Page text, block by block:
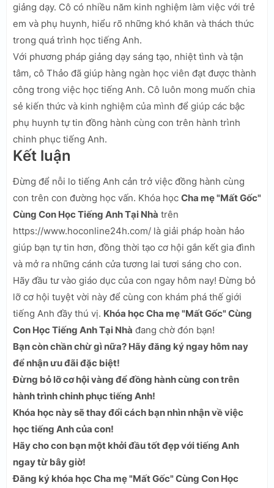
giảng dạy. Cô có nhiều năm kinh nghiệm làm việc với trẻ
em và phụ huynh, hiểu rõ những khó khăn và thách thức
trong quá trình học tiếng Anh.
Với phương pháp giảng dạy sáng tạo, nhiệt tình và tận
tâm, cô Thảo đã giúp hàng ngàn học viên đạt được thành
công trong việc học tiếng Anh. Cô luôn mong muốn chia
sẻ kiến thức và kinh nghiệm của mình để giúp các bậc
phụ huynh tự tin đồng hành cùng con trên hành trình
chinh phục tiếng Anh.
Kết luận
Đừng để nỗi lo tiếng Anh cản trở việc đồng hành cùng
con trên con đường học vấn. Khóa học Cha mẹ "Mất Gốc"
Cùng Con Học Tiếng Anh Tại Nhà trên
https://www.hoconline24h.com/ là giải pháp hoàn hảo
giúp bạn tự tin hơn, đồng thời tạo cơ hội gắn kết gia đình
và mở ra những cánh cửa tương lai tươi sáng cho con.
Hãy đầu tư vào giáo dục của con ngay hôm nay! Đừng bỏ
lỡ cơ hội tuyệt vời này để cùng con khám phá thế giới
tiếng Anh đầy thú vị. Khóa học Cha mẹ "Mất Gốc" Cùng
Con Học Tiếng Anh Tại Nhà đang chờ đón bạn!
Bạn còn chần chừ gì nữa? Hãy đăng ký ngay hôm nay
để nhận ưu đãi đặc biệt!
Đừng bỏ lỡ cơ hội vàng để đồng hành cùng con trên
hành trình chinh phục tiếng Anh!
Khóa học này sẽ thay đổi cách bạn nhìn nhận về việc
học tiếng Anh của con!
Hãy cho con bạn một khởi đầu tốt đẹp với tiếng Anh
ngay từ bây giờ!
Đăng ký khóa học Cha mẹ "Mất Gốc" Cùng Con Học